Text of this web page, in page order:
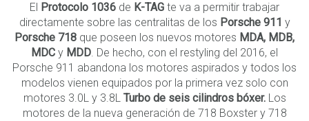
El Protocolo 1036 de K-TAG te va a permitir trabajar
directamente sobre las centralitas de los Porsche 911 y
Porsche 718 que poseen los nuevos motores MDA, MDB,
MDC y MDD. De hecho, con el restyling del 2016, el
Porsche 911 abandona los motores aspirados y todos los
modelos vienen equipados por la primera vez solo con
motores 3.0L y 3.8L Turbo de seis cilindros bóxer. Los
motores de la nueva generación de 718 Boxster y 718